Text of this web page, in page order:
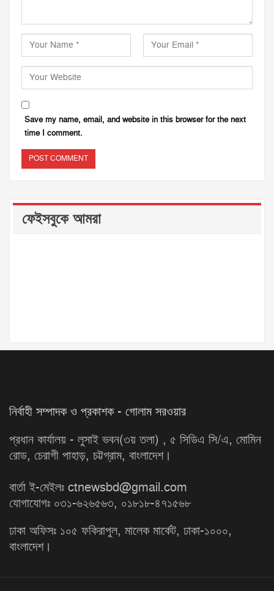
Save my name, email, and website in this browser for the next
time I comment.
ফেইসবুকে আমরা
নির্বাহী সম্পাদক ও প্রকাশক - গোলাম সরওয়ার
প্রধান কার্যালয় - লুসাই ভবন(৩য় তলা) , ৫ সিডিএ সি/এ, মোমিন
রোড, চেরাগী পাহাড়, চট্টগ্রাম, বাংলাদেশ।
বার্তা ই-মেইলঃ ctnewsbd@gmail.com
যোগাযোগঃ ০৩১-৬২৬৫৬৩, ০১৮১৮-৪৭১৫৬৮
ঢাকা অফিসঃ ১০৫ ফকিরাপুল, মালেক মার্কেট, ঢাকা-১০০০,
বাংলাদেশ।